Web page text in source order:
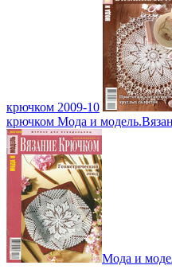
крючком 2009-10
крючком Мода и
Мода и